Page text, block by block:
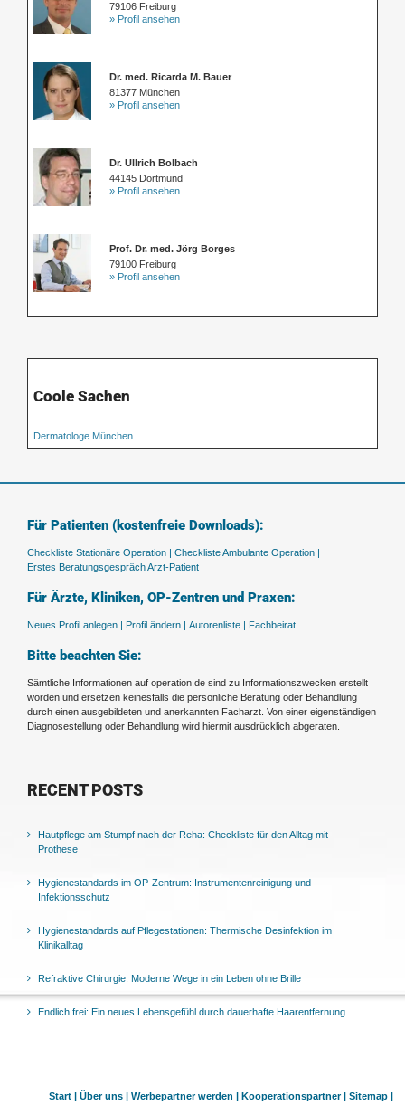
79106 Freiburg
» Profil ansehen
Dr. med. Ricarda M. Bauer
81377 München
» Profil ansehen
Dr. Ullrich Bolbach
44145 Dortmund
» Profil ansehen
Prof. Dr. med. Jörg Borges
79100 Freiburg
» Profil ansehen
Coole Sachen
Dermatologe München
Für Patienten (kostenfreie Downloads):
Checkliste Stationäre Operation | Checkliste Ambulante Operation |
Erstes Beratungsgespräch Arzt-Patient
Für Ärzte, Kliniken, OP-Zentren und Praxen:
Neues Profil anlegen | Profil ändern | Autorenliste | Fachbeirat
Bitte beachten Sie:
Sämtliche Informationen auf operation.de sind zu Informationszwecken erstellt
worden und ersetzen keinesfalls die persönliche Beratung oder Behandlung
durch einen ausgebildeten und anerkannten Facharzt. Von einer eigenständigen
Diagnosestellung oder Behandlung wird hiermit ausdrücklich abgeraten.
RECENT POSTS
Hautpflege am Stumpf nach der Reha: Checkliste für den Alltag mit
Prothese
Hygienestandards im OP-Zentrum: Instrumentenreinigung und
Infektionsschutz
Hygienestandards auf Pflegestationen: Thermische Desinfektion im
Klinikalltag
Refraktive Chirurgie: Moderne Wege in ein Leben ohne Brille
Endlich frei: Ein neues Lebensgefühl durch dauerhafte Haarentfernung
Start | Über uns | Werbepartner werden | Kooperationspartner | Sitemap |